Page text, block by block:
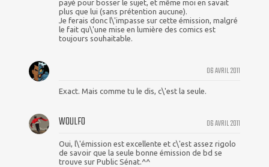
payé pour bosser le sujet, et même moi en savait
plus que lui (sans prétention aucune).
Je ferais donc l\'impasse sur cette émission, malgré
le fait qu\'une mise en lumière des comics est
toujours souhaitable.
06 AVRIL 2011
Exact. Mais comme tu le dis, c\'est la seule.
06 AVRIL 2011
WOULFO
Oui, l\'émission est excellente et c\'est assez rigolo
de savoir que la seule bonne émission de bd se
trouve sur Public Sénat.^^